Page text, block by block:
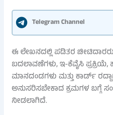
Telegram Channel
ಈ ಲೇಖನದಲ್ಲಿ ಪಡಿತರ
ಬದಲಾವಣೆಗಳು, ಇ-ಕೆವೈಸಿ
ಮಾನದಂಡಗಳು ಮತ್ತು ಕಾರ್ಡ್
ಅನುಸರಿಸಬೇಕಾದ ಕ್ರಮಗಳ ಬಗ್ಗೆ
ನೀಡಲಾಗಿದೆ.